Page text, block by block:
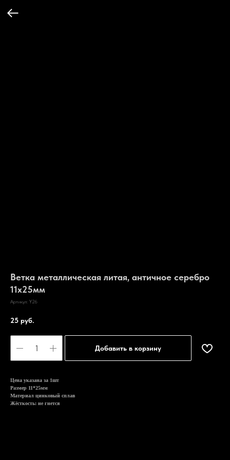
Ветка металлическая литая, античное серебро
11х25мм
Артикул: Y26
25 руб.
Добавить в корзину
Цена указана за 1шт
Размер 11*25мм
Материал цинковый сплав
Жёсткость: не гнется